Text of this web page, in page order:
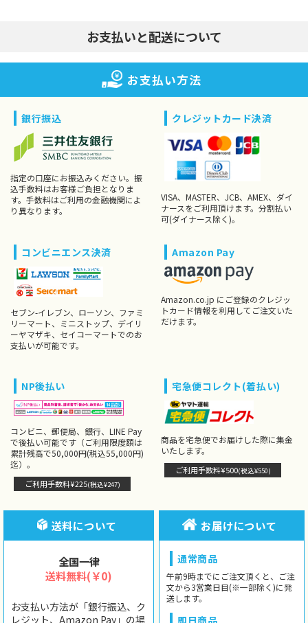
お支払いと配送について
お支払い方法
銀行振込
指定の口座にお振込みください。振
込手数料はお客様ご負担となりま
す。手数料はご利用の金融機関によ
り異なります。
クレジットカード決済
VISA、MASTER、JCB、AMEX、ダイ
ナースをご利用頂けます。分割払い
可(ダイナース除く)。
コンビニエンス決済
セブン-イレブン、ローソン、ファミ
リーマート、ミニストップ、デイリ
ーヤマザキ、セイコーマートでのお
支払いが可能です。
Amazon Pay
Amazon.co.jp にご登録のクレジッ
トカード情報を利用してご注文いた
だけます。
NP後払い
コンビニ、郵便局、銀行、LINE Pay
で後払い可能です（ご利用限度額は
累計残高で50,000円(税込55,000円)
迄）。
ご利用手数料¥225(税込¥247)
宅急便コレクト(着払い)
商品を宅急便でお届けした際に集金
いたします。
ご利用手数料¥500(税込¥550)
送料について
全国一律
送料無料(￥0)
お支払い方法が「銀行振込、ク
レジット、Amazon Pay」の場
お届けについて
通常商品
午前9時までにご注文頂くと、ご注
文から3営業日目(※一部除く)に発
送します。
即日商品